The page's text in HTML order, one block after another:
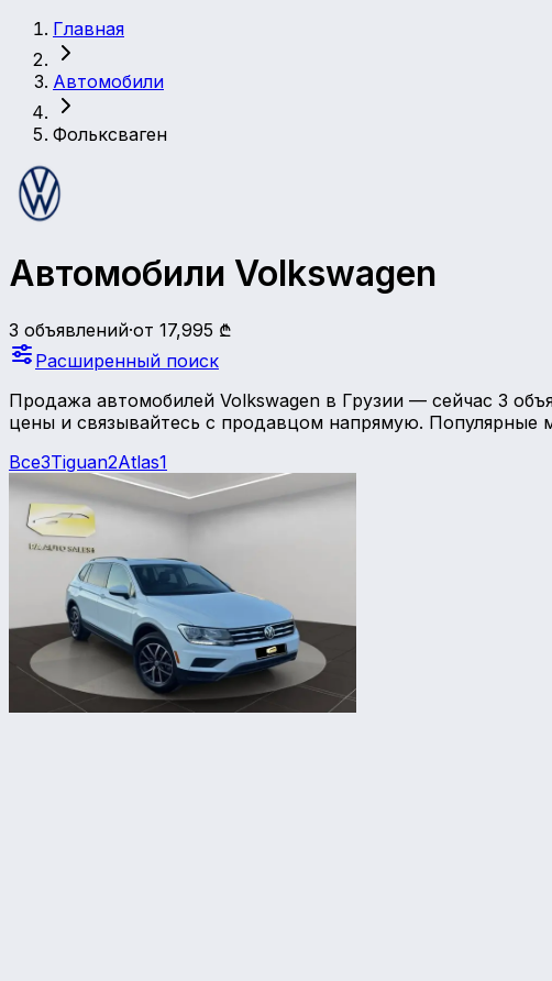
Главная
Автомобили
Фольксваген
Автомобили Volkswagen
3 объявлений·от 17,995 ₾
Расширенный поиск
Продажа автомобилей Volkswagen в Грузии — сейчас 3
цены и связывайтесь с продавцом напрямую. Популярные
Все3Tiguan2Atlas1